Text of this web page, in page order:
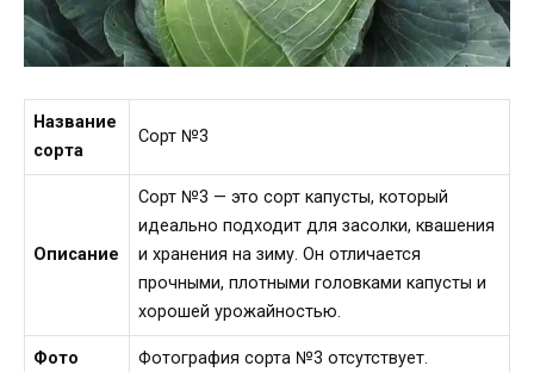
Название
сорта
Сорт №3
Описание
Сорт №3 — это сорт капусты, который
идеально подходит для засолки, квашения
и хранения на зиму. Он отличается
прочными, плотными головками капусты и
хорошей урожайностью.
Фото Фотография сорта №3 отсутствует.